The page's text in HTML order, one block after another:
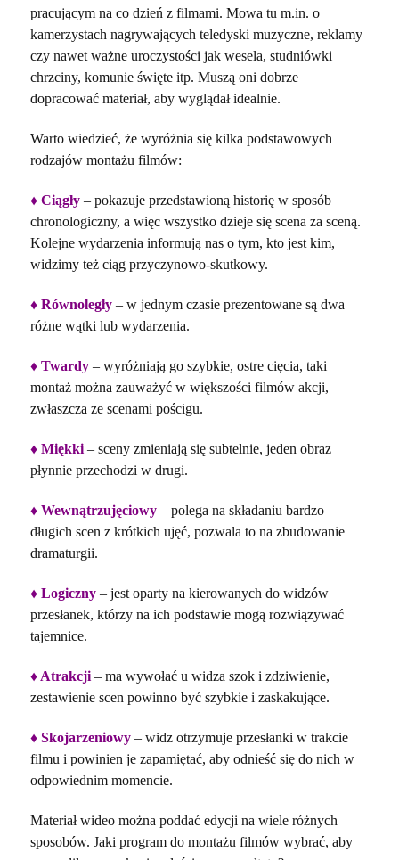
pracującym na co dzień z filmami. Mowa tu m.in. o
kamerzystach nagrywających teledyski muzyczne, reklamy
czy nawet ważne uroczystości jak wesela, studniówki
chrzciny, komunie święte itp. Muszą oni dobrze
dopracować materiał, aby wyglądał idealnie.
Warto wiedzieć, że wyróżnia się kilka podstawowych
rodzajów montażu filmów:
♦ Ciągły– pokazuje przedstawioną historię w sposób
chronologiczny, a więc wszystko dzieje się scena za sceną.
Kolejne wydarzenia informują nas o tym, kto jest kim,
widzimy też ciąg przyczynowo-skutkowy.
♦ Równoległy– w jednym czasie prezentowane są dwa
różne wątki lub wydarzenia.
♦ Twardy– wyróżniają go szybkie, ostre cięcia, taki
montaż można zauważyć w większości filmów akcji,
zwłaszcza ze scenami pościgu.
♦ Miękki – sceny zmieniają się subtelnie, jeden obraz
płynnie przechodzi w drugi.
♦ Wewnątrzujęciowy– polega na składaniu bardzo
długich scen z krótkich ujęć, pozwala to na zbudowanie
dramaturgii.
♦ Logiczny– jest oparty na kierowanych do widzów
przesłanek, którzy na ich podstawie mogą rozwiązywać
tajemnice.
♦ Atrakcji– ma wywołać u widza szok i zdziwienie,
zestawienie scen powinno być szybkie i zaskakujące.
♦ Skojarzeniowy– widz otrzymuje przesłanki w trakcie
filmu i powinien je zapamiętać, aby odnieść się do nich w
odpowiednim momencie.
Materiał wideo można poddać edycji na wiele różnych
sposobów. Jaki program do montażu filmów wybrać, aby